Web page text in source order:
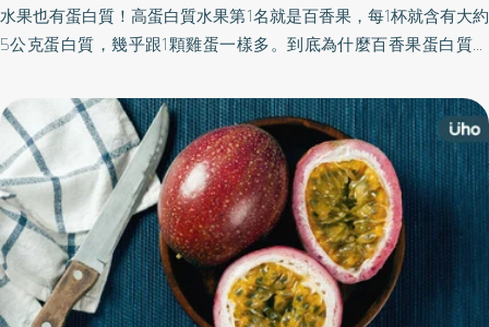
水果也有蛋白質！​​高蛋白質水果第1名就是百香果，每1杯就含有大約
5公克蛋白質，幾乎跟1顆雞蛋一樣多。到底為什麼百香果蛋白質含
師指出，高蛋白質水果除了百香果之外，還有3種水果也含豐富蛋白
質，對健康有益。